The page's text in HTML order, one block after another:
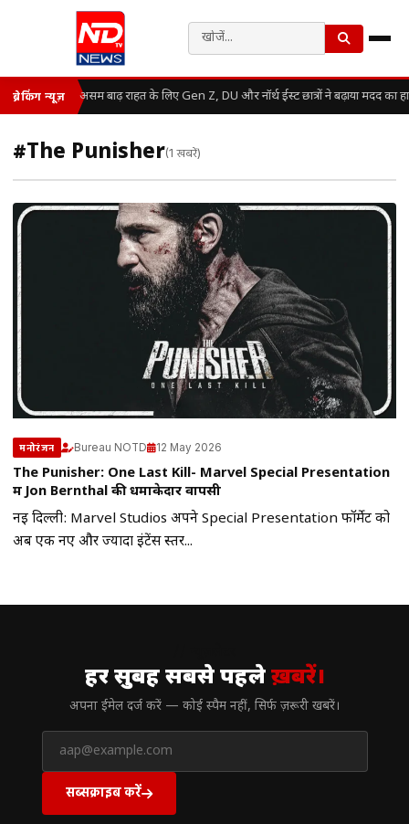
ब्रेकिंग न्यूज़ असम बाढ़ राहत के लिए Gen Z, DU और नॉर्थ ईस्ट छात्रों ने बढ़ाया मदद का
#The Punisher(1 खबरें)
मनोरंजन Bureau NOTD 12 May 2026
The Punisher: One Last Kill- Marvel Special Presentation
में Jon Bernthal की धमाकेदार वापसी
नई दिल्ली: Marvel Studios अपने Special Presentation फॉर्मेट को
अब एक नए और ज्यादा इंटेंस स्तर...
हर सुबह सबसे पहलेख़बरें।
अपना ईमेल दर्ज करें — कोई स्पैम नहीं, सिर्फ ज़रूरी खबरें।
सब्सक्राइब करें